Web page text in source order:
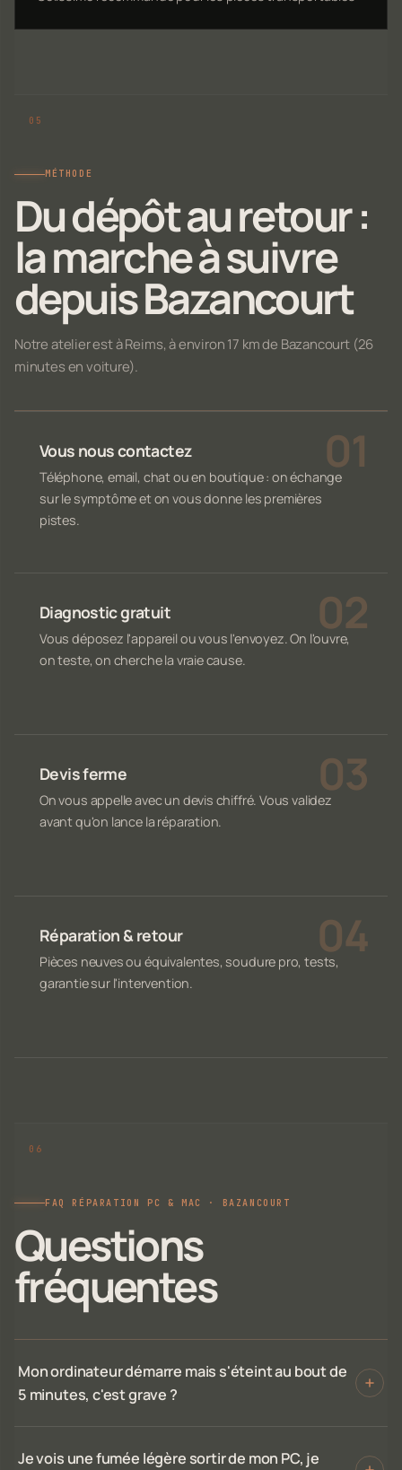
MÉTHODE
Du dépôt au retour :
la marche à suivre
depuis Bazancourt
Notre atelier est à Reims, à environ 17 km de Bazancourt (26
minutes en voiture).
Vous nous contactez
Téléphone, email, chat ou en boutique : on échange
sur le symptôme et on vous donne les premières
pistes.
Diagnostic gratuit
Vous déposez l'appareil ou vous l'envoyez. On l'ouvre,
on teste, on cherche la vraie cause.
Devis ferme
On vous appelle avec un devis chiffré. Vous validez
avant qu'on lance la réparation.
Réparation & retour
Pièces neuves ou équivalentes, soudure pro, tests,
garantie sur l'intervention.
FAQ RÉPARATION PC & MAC · BAZANCOURT
Questions
fréquentes
Mon ordinateur démarre mais s'éteint au bout de
5 minutes, c'est grave ?
Je vois une fumée légère sortir de mon PC, je